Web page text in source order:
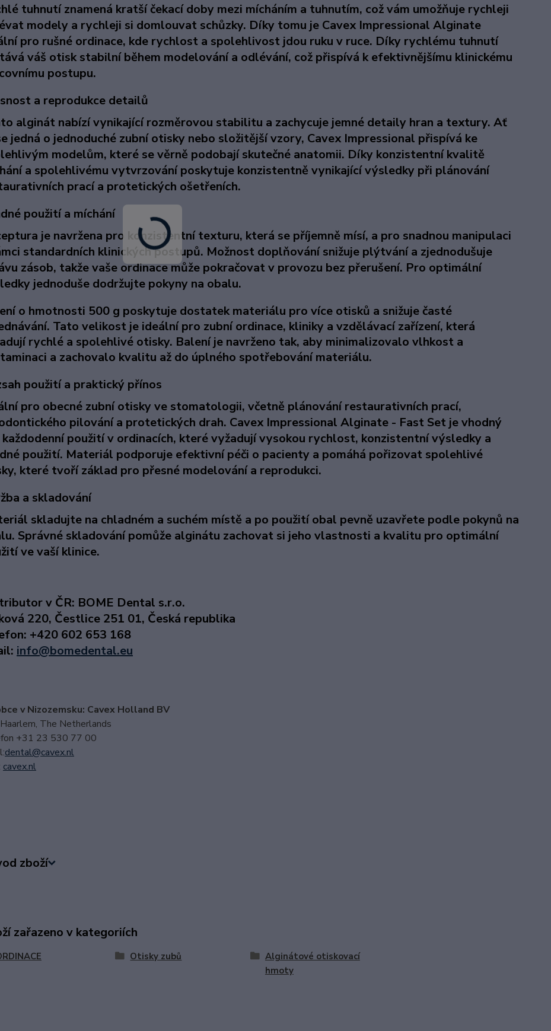
tuhnutíznamená kratší čekací doby mezi mícháním a tuhnutím, což vám umožňuje rychleji
modely a rychleji si domlouvat schůzky. Díky tomu je Cavex Impressional Alginate
pro rušné ordinace, kde rychlost a spolehlivost jdou ruku v ruce. Díky rychlému tuhnutí
váš otisk stabilní během modelování a odlévání, což přispívá k efektivnějšímu klinickému
postupu.
a reprodukce detailů
alginát nabízí vynikající rozměrovou stabilitu a zachycuje jemné detaily hran a textury. Ať
jedná o jednoduché zubní otisky nebo složitější vzory, Cavex Impressional přispívá ke
modelům, které se věrně podobají skutečné anatomii. Díky konzistentní kvalitě
a spolehlivému vytvrzování poskytuje konzistentně vynikající výsledky při plánování
prací a protetických ošetřeních.
použití a míchání
je navržena pro konzistentní texturu, která se příjemně mísí, a pro snadnou manipulaci
standardních klinických postupů. Možnost doplňování snižuje plýtvání a zjednodušuje
zásob, takže vaše ordinace může pokračovat v provozu bez přerušení. Pro optimální
jednoduše dodržujte pokyny na obalu.
o hmotnosti 500 g poskytuje dostatek materiálu pro více otisků a snižuje časté
Tato velikost je ideální pro zubní ordinace, kliniky a vzdělávací zařízení, která
rychlé a spolehlivé otisky. Balení je navrženo tak, aby minimalizovalo vlhkost a
a zachovalo kvalitu až do úplného spotřebování materiálu.
použití a praktický přínos
pro obecné zubní otisky ve stomatologii, včetně plánování restaurativních prací,
pilování a protetických drah. Cavex Impressional Alginate - Fast Set je vhodný
použití v ordinacích, které vyžadují vysokou rychlost, konzistentní výsledky a
použití. Materiál podporuje efektivní péči o pacienty a pomáhá pořizovat spolehlivé
které tvoří základ pro přesné modelování a reprodukci.
a skladování
skladujte na chladném a suchém místě a po použití obal pevně uzavřete podle pokynů na
Správné skladování pomůže alginátu zachovat si jeho vlastnosti a kvalitu pro optimální
ve vaší klinice.
v ČR: BOME Dental s.r.o.
220, Čestlice 251 01, Česká republika
+420 602 653 168
info@bomedental.eu
v Nizozemsku: Cavex Holland BV
The Netherlands
+31 23 530 77 00
dental@cavex.nl
cavex.nl
zboží
zařazeno v kategoriích
Otisky zubů
Alginátové otiskovací
hmoty